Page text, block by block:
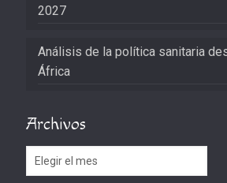
2027
Análisis de la política sanitaria
África
Archivos
Archivos